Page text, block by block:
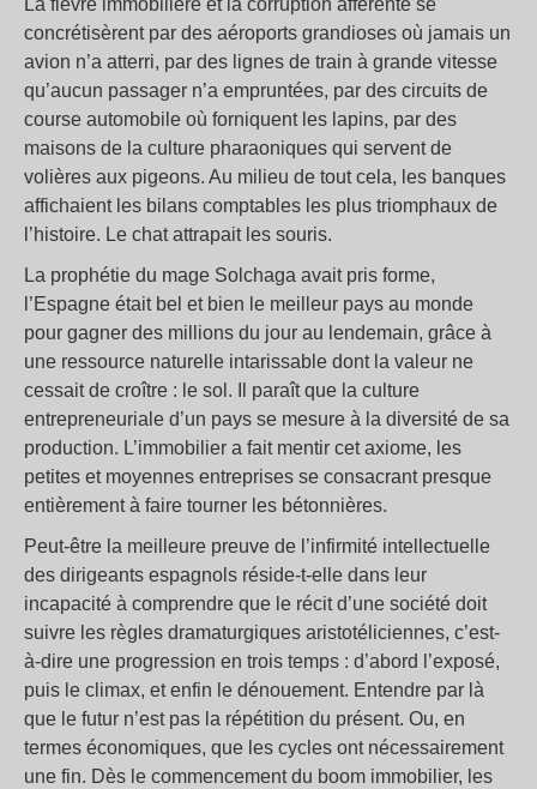
La fièvre immobilière et la corruption afférente se
concrétisèrent par des aéroports grandioses où jamais un
avion n’a atterri, par des lignes de train à grande vitesse
qu’aucun passager n’a empruntées, par des circuits de
course automobile où forniquent les lapins, par des
maisons de la culture pharaoniques qui servent de
volières aux pigeons. Au milieu de tout cela, les banques
affichaient les bilans comptables les plus triomphaux de
l’histoire. Le chat attrapait les souris.
La prophétie du mage Solchaga avait pris forme,
l’Espagne était bel et bien le meilleur pays au monde
pour gagner des millions du jour au lendemain, grâce à
une ressource naturelle intarissable dont la valeur ne
cessait de croître : le sol. Il paraît que la culture
entrepreneuriale d’un pays se mesure à la diversité de sa
production. L’immobilier a fait mentir cet axiome, les
petites et moyennes entreprises se consacrant presque
entièrement à faire tourner les bétonnières.
Peut-être la meilleure preuve de l’infirmité intellectuelle
des dirigeants espagnols réside-t-elle dans leur
incapacité à comprendre que le récit d’une société doit
suivre les règles dramaturgiques aristotéliciennes, c’est-
à-dire une progression en trois temps : d’abord l’exposé,
puis le climax, et enfin le dénouement. Entendre par là
que le futur n’est pas la répétition du présent. Ou, en
termes économiques, que les cycles ont nécessairement
une fin. Dès le commencement du boom immobilier, les